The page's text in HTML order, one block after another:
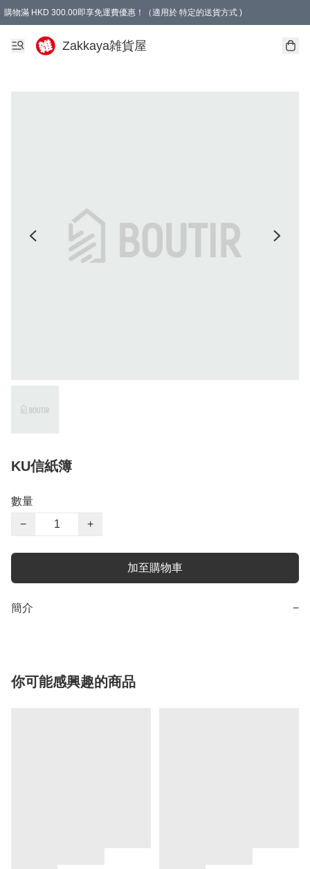
購物滿 HKD 300.00即享免運費優惠！（適用於 特定的送貨方式 )
Zakkaya雑貨屋
KU信紙簿
數量
−
+
加至購物車
簡介 −
你可能感興趣的商品